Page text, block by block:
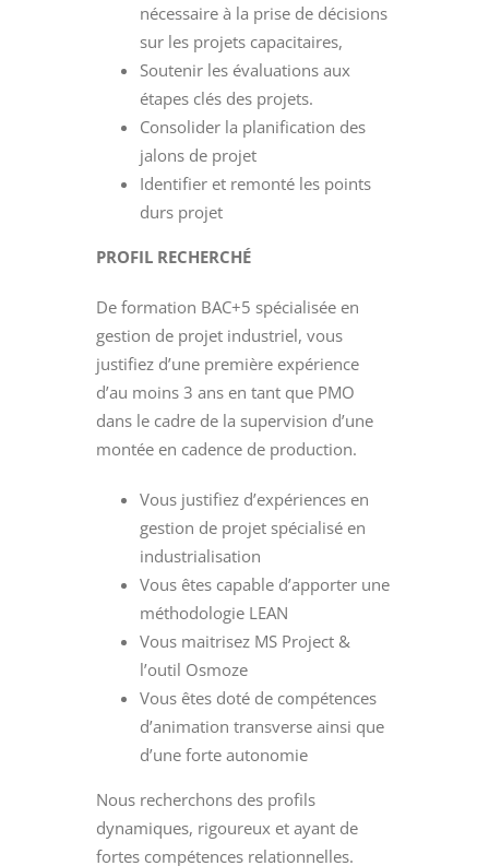
nécessaire à la prise de décisions
sur les projets capacitaires,
Soutenir les évaluations aux
étapes clés des projets.
Consolider la planification des
jalons de projet
Identifier et remonté les points
durs projet
PROFIL RECHERCHÉ
De formation BAC+5 spécialisée en
gestion de projet industriel, vous
justifiez d’une première expérience
d’au moins 3 ans en tant que PMO
dans le cadre de la supervision d’une
montée en cadence de production.
Vous justifiez d’expériences en
gestion de projet spécialisé en
industrialisation
Vous êtes capable d’apporter une
méthodologie LEAN
Vous maitrisez MS Project &
l’outil Osmoze
Vous êtes doté de compétences
d’animation transverse ainsi que
d’une forte autonomie
Nous recherchons des profils
dynamiques, rigoureux et ayant de
fortes compétences relationnelles.